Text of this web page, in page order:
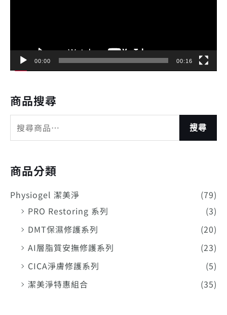
00:00 00:16
商品搜尋
搜尋
商品分類
Physiogel 潔美淨
(79)
PRO Restoring 系列
(3)
DMT保濕修護系列
(20)
AI層脂質安撫修護系列
(23)
CICA淨膚修護系列
(5)
潔美淨特惠組合
(35)